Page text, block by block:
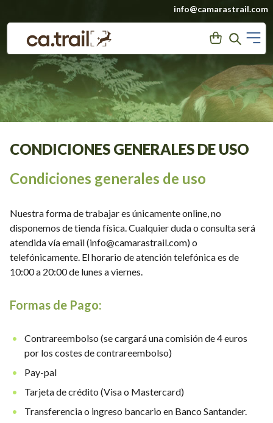
contenido
info@camarastrail.com
User Search
CONDICIONES GENERALES DE USO
Condiciones generales de uso
Nuestra forma de trabajar es únicamente online, no
disponemos de tienda física. Cualquier duda o consulta será
atendida vía email (info@camarastrail.com) o
telefónicamente. El horario de atención telefónica es de
10:00 a 20:00 de lunes a viernes.
Formas de Pago:
Contrareembolso (se cargará una comisión de 4 euros
por los costes de contrareembolso)
Pay-pal
Tarjeta de crédito (Visa o Mastercard)
Transferencia o ingreso bancario en Banco Santander.